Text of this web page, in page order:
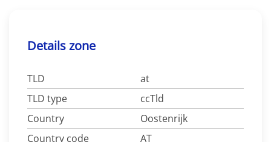
Details zone
TLD
at
TLD type
ccTld
Country
Oostenrijk
Country code
AT